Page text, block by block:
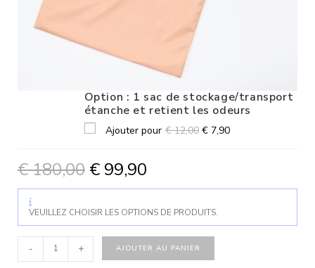
Option : 1 sac de stockage/transport
étanche et retient les odeurs
Ajouter pour €12,00 € 7,90
€180,00 € 99,90
VEUILLEZ CHOISIR LES OPTIONS DE PRODUITS.
- + AJOUTER AU PANIER